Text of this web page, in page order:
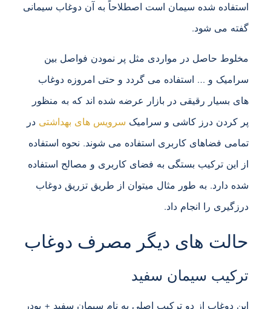
استفاده شده سیمان است اصطلاحاً به آن دوغاب سیمانی
گفته می شود.
مخلوط حاصل در مواردی مثل پر نمودن فواصل بین
سرامیک و … استفاده می گردد و حتی امروزه دوغاب
های بسیار رقیقی در بازار عرضه شده اند که به منظور
پر کردن درز کاشی و سرامیک سرویس های بهداشتی در
تمامی فضاهای کاربری استفاده می شوند. نحوه استفاده
از این ترکیب بستگی به فضای کاربری و مصالح استفاده
شده دارد. به طور مثال میتوان از طریق تزریق دوغاب
درزگیری را انجام داد.
حالت های دیگر مصرف دوغاب
ترکیب سیمان سفید
این دوغاب از دو ترکیب اصلی به نام سیمان سفید + پودر